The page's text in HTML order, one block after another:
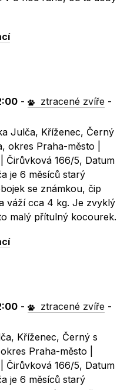
- ztracené zvíře -
Julča, Kříženec, Černý
okres Praha-město |
Čirůvková 166/5, Datum
je 6 měsíců starý
se známkou, čip
váží cca 4 kg. Je zvyklý
malý přítulný kocourek.
- ztracené zvíře -
Kříženec, Černý s
Praha-město |
Čirůvková 166/5, Datum
je 6 měsíců starý